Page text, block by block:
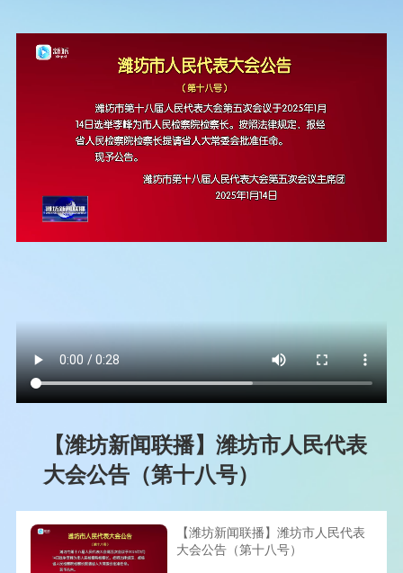
【潍坊新闻联播】潍坊市人民代表
大会公告（第十八号）
【潍坊新闻联播】潍坊市人民代表
大会公告（第十八号）